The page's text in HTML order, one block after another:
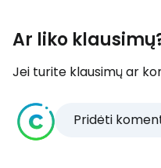
Ar liko
Jei turite klausimų ar
Pridėti